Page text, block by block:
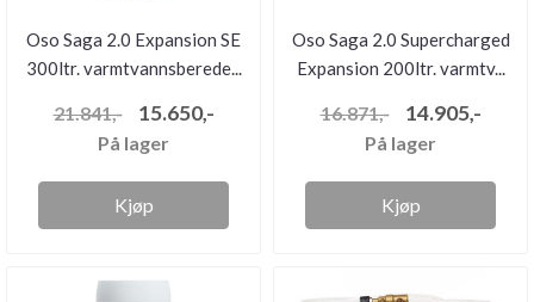
Oso Saga 2.0 Expansion SE
300ltr. varmtvannsberede...
21.841,- 15.650,-
På lager
Kjøp
Oso Saga 2.0 Supercharged
Expansion 200ltr. varmtv...
16.871,- 14.905,-
På lager
Kjøp